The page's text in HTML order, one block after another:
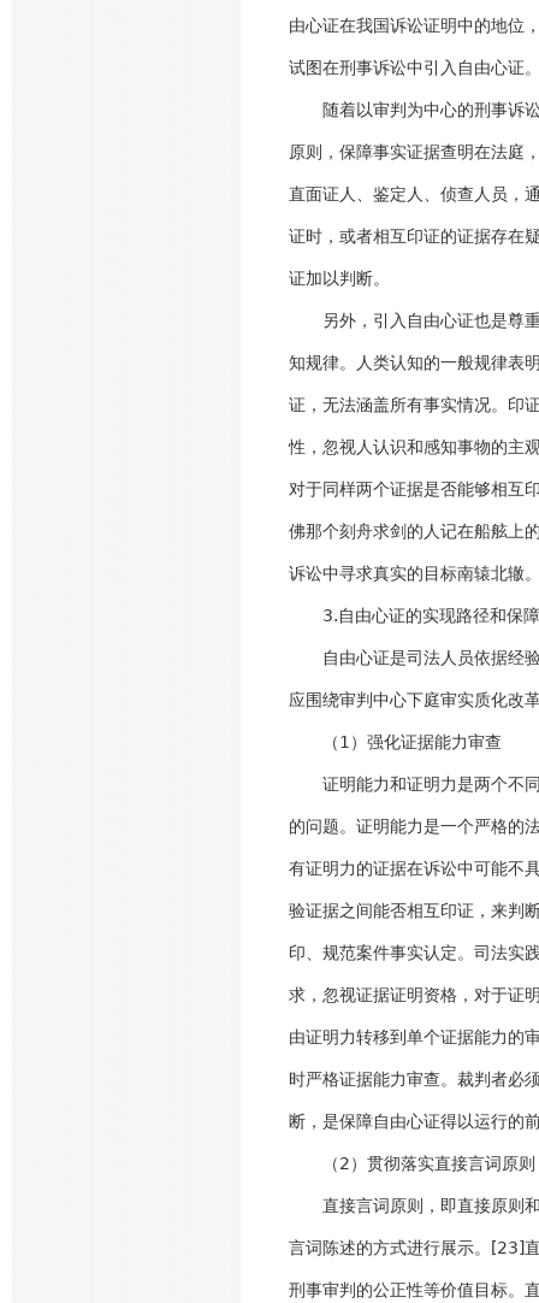
由心证在我国诉讼证明中的地位
试图在刑事诉讼中引入自由心证
随着以审判为中心的刑事诉讼
原则，保障事实证据查明在法庭
直面证人、鉴定人、侦查人员，
证时，或者相互印证的证据存在
证加以判断。
另外，引入自由心证也是尊重
知规律。人类认知的一般规律表
证，无法涵盖所有事实情况。印
性，忽视人认识和感知事物的主
对于同样两个证据是否能够相互
佛那个刻舟求剑的人记在船舷上
诉讼中寻求真实的目标南辕北辙
3.自由心证的实现路径和保障
自由心证是司法人员依据经验
应围绕审判中心下庭审实质化改
（1）强化证据能力审查
证明能力和证明力是两个不同
的问题。证明能力是一个严格的
有证明力的证据在诉讼中可能不
验证据之间能否相互印证，来判
印、规范案件事实认定。司法实
求，忽视证据证明资格，对于证
由证明力转移到单个证据能力的
时严格证据能力审查。裁判者必
断，是保障自由心证得以运行的
（2）贯彻落实直接言词原则
直接言词原则，即直接原则和
言词陈述的方式进行展示。[23]
刑事审判的公正性等价值目标。